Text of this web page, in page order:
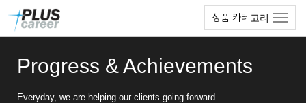
상품 카테고리
Progress & Achievements
Everyday, we are helping our clients going forward.